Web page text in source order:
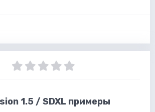
1.5 / SDXL примеры